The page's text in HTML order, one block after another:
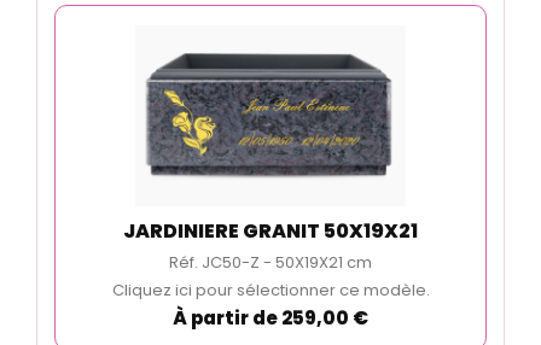
JARDINIERE GRANIT 50X19X21
Réf. JC50-Z - 50X19X21 cm
Cliquez ici pour sélectionner ce modèle.
À partir de 259,00 €